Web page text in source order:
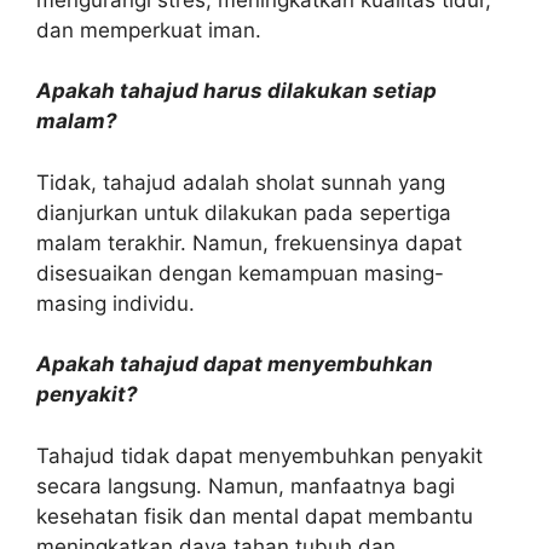
dan memperkuat iman.
Apakah tahajud harus dilakukan setiap
malam?
Tidak, tahajud adalah sholat sunnah yang
dianjurkan untuk dilakukan pada sepertiga
malam terakhir. Namun, frekuensinya dapat
disesuaikan dengan kemampuan masing-
masing individu.
Apakah tahajud dapat menyembuhkan
penyakit?
Tahajud tidak dapat menyembuhkan penyakit
secara langsung. Namun, manfaatnya bagi
kesehatan fisik dan mental dapat membantu